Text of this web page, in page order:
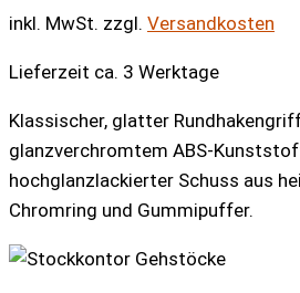
inkl. MwSt. zzgl. Versandkosten
Lieferzeit ca. 3 Werktage
Klassischer, glatter
glanzverchromtem ABS-
hochglanzlackierter Schuss aus
Chromring und Gummipuffer.